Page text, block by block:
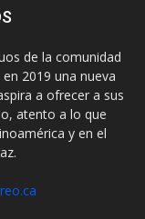
de la comunidad
2019 una nueva
a ofrecer a sus
atento a lo que
y en el